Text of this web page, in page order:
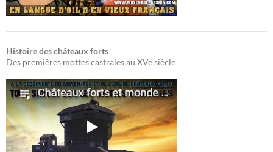
Histoire des châteaux forts
Des premières mottes castrales au XVe siècle